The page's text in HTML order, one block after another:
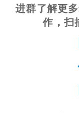
进群了解更
作，扫